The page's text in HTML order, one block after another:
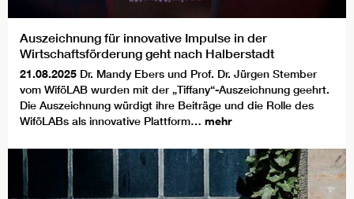
Auszeichnung für innovative Impulse in der
Wirtschaftsförderung geht nach Halberstadt
21.08.2025 Dr. Mandy Ebers und Prof. Dr. Jürgen Stember
vom WiföLAB wurden mit der „Tiffany“-Auszeichnung geehrt.
Die Auszeichnung würdigt ihre Beiträge und die Rolle des
WiföLABs als innovative Plattform… mehr